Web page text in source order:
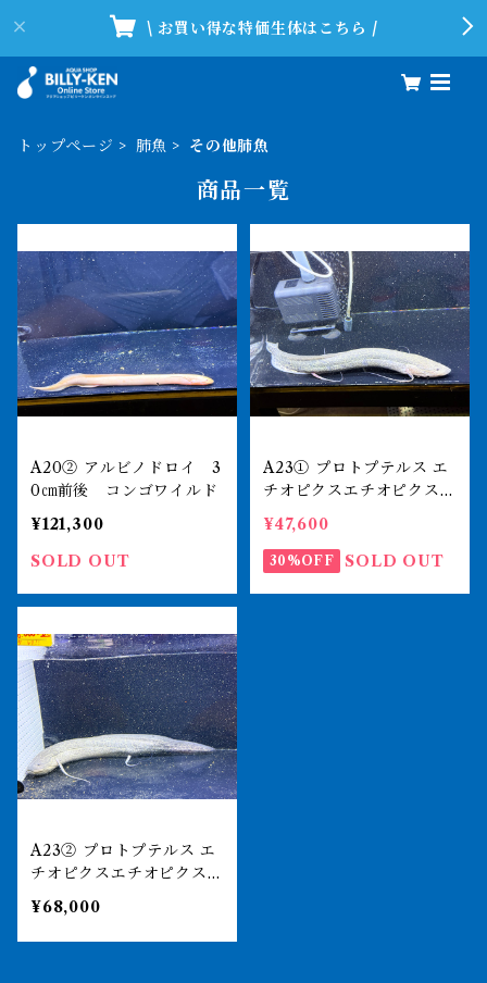
\ お買い得な特価生体はこちら /
トップページ 肺魚 その他肺魚
商品一覧
A20② アルビノドロイ 3
0㎝前後 コンゴワイルド
¥121,300
SOLD OUT
A23① プロトプテルス エ
チオピクスエチオピクス
41㎝前後 タンガニーカ
湖 入荷少
¥47,600
30%OFF SOLD OUT
A23② プロトプテルス エ
チオピクスエチオピクス
45㎝前後 タンガニーカ
湖 入荷少
¥68,000